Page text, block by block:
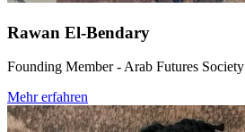
Rawan El-Bendary
Founding Member - Arab Futures Society
Mehr erfahren